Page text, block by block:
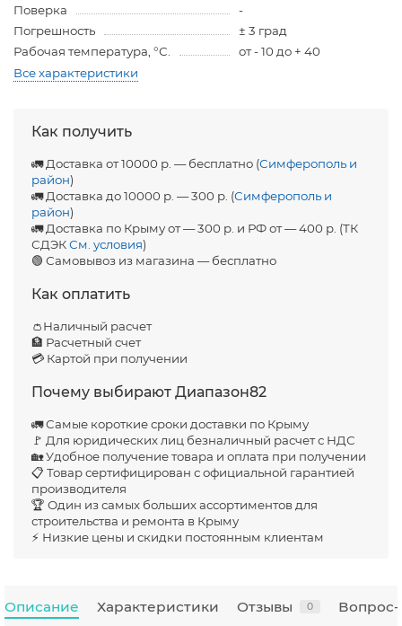
Поверка
-
Погрешность
± 3 град
Рабочая температура, °С.
от - 10 до + 40
Все характеристики
Как получить
🚛 Доставка от 10000 р. — бесплатно (Симферополь и
район)
🚛 Доставка до 10000 р. — 300 р. (Симферополь и
район)
🚛 Доставка по Крыму от — 300 р. и РФ от — 400 р. (ТК
СДЭКСм. условия)
🟢 Самовывоз из магазина — бесплатно
Как оплатить
👛Наличный расчет
🏦 Расчетный счет
💳 Картой при получении
Почему выбирают Диапазон82
🚛 Самые короткие сроки доставки по Крыму
🚩 Для юридических лиц безналичный расчет с НДС
🏡 Удобное получение товара и оплата при получении
📋 Товар сертифицирован с официальной гарантией
производителя
🏆 Один из самых больших ассортиментов для
строительства и ремонта в Крыму
⚡ Низкие цены и скидки постоянным клиентам
Описание Характеристики Отзывы 0 Вопрос-